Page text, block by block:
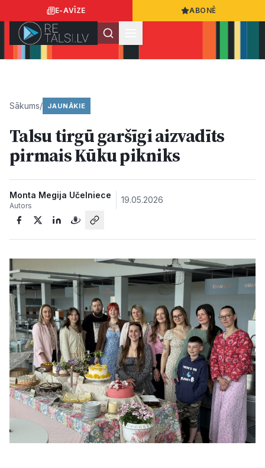
E-AVĪZE ABONĒ
Ziņas
Dzīvesstils
Kultūra
Bizness
Video
Vieta
Sākums/ JAUNĀKIE
Talsu tirgū garšīgi aizvadīts
pirmais Kūku pikniks
Monta Megija Učelniece
Autors
19.05.2026